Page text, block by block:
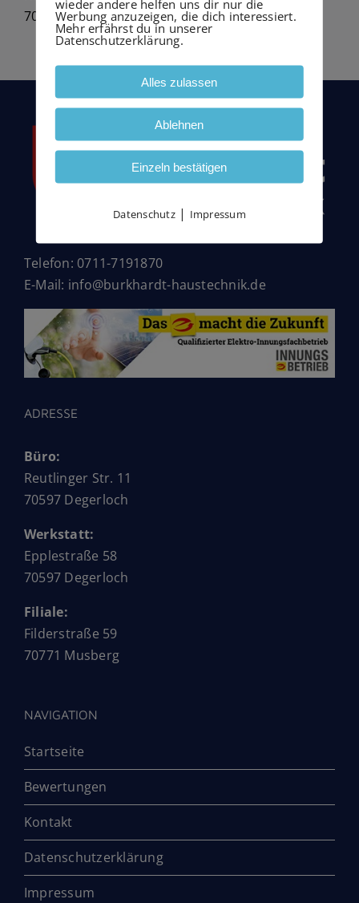
70597 Degerloch
Telefon: 0711-7191870
E-Mail: info@burkhardt-haustechnik.de
ADRESSE
Büro:
Reutlinger Str. 11
70597 Degerloch
Werkstatt:
Epplestraße 58
70597 Degerloch
Filiale:
Filderstraße 59
70771 Musberg
NAVIGATION
Startseite
Bewertungen
Kontakt
Datenschutzerklärung
Impressum
wieder andere helfen uns dir nur die
Werbung anzuzeigen, die dich interessiert.
Mehr erfährst du in unserer
Datenschutzerklärung.
Alles zulassen
Ablehnen
Einzeln bestätigen
Datenschutz| Impressum